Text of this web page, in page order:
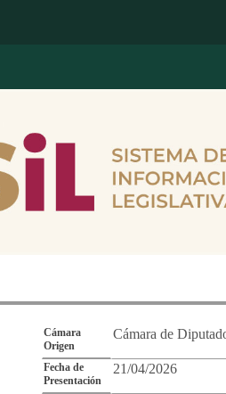
Cámara
Origen
Cámara de
Fecha de
Presentación
21/04/2026